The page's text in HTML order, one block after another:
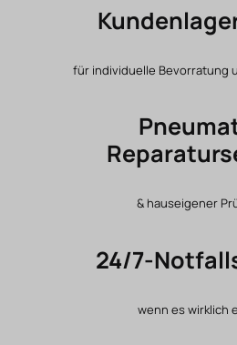
für individuelle Bevorratung
& hauseigener
24/7-
wenn es wirklich